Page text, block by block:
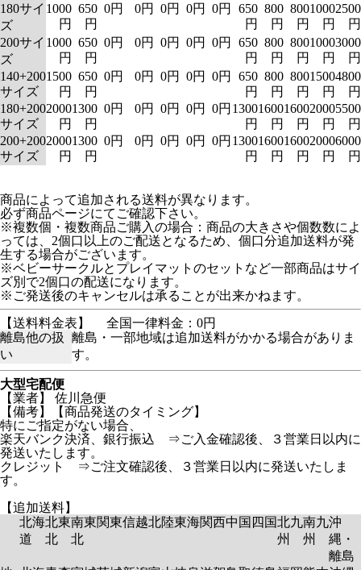
180サイ
ズ
1000
円
650
円
0円 0円 0円 0円 0円
650
円
800
円
800
円
1000
円
2500
円
200サイ
ズ
1000
円
650
円
0円 0円 0円 0円 0円
650
円
800
円
800
円
1000
円
3000
円
140+200
サイズ
1500
円
650
円
0円 0円 0円 0円 0円
650
円
800
円
800
円
1500
円
4800
円
180+200
サイズ
2000
円
1300
円
0円 0円 0円 0円 0円 1300
円
1600
円
1600
円
2000
円
5500
円
200+200
サイズ
2000
円
1300
円
0円 0円 0円 0円 0円 1300
円
1600
円
1600
円
2000
円
6000
円
商品によって追加される送料が異なります。
必ず商品ページにてご確認下さい。
※複数個・複数商品ご購入の場合：商品の大きさや個数数によ
っては、2個口以上のご配送となるため、個口分追加送料が発
生する場合がございます。
※ベビーサークルとプレイマットのセットなど一部商品はサイ
ズ別で2個口の配送になります。
※ご発送後のキャンセルは承ることが出来かねます。
【送料料金表】
全国一律料金：0円
離島他の扱
い
離島・一部地域は追加送料がかかる場合がありま
す。
大型宅配便
【業者】 佐川急便
【備考】【商品発送のタイミング】
特にご指定がない場合、
楽天バンク決済、銀行振込 ⇒ご入金確認後、３営業日以内に
発送いたします。
クレジット ⇒ご注文確認後、３営業日以内に発送いたしま
す。
【追加送料】
北海
道
北東
北
南東
北
関東信越北陸東海関西中国 四国北九
州
南九
州
沖
縄・
離島